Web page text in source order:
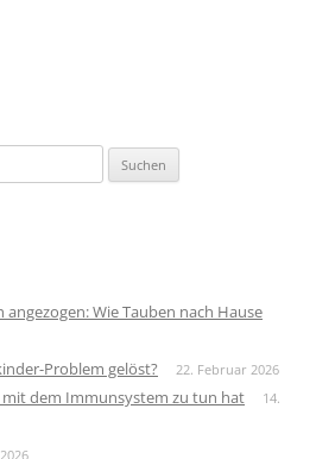
Wie Tauben nach Hause
Problem gelöst? 22. Februar 2026
mit dem Immunsystem zu tun hat
14.